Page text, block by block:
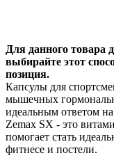
Для данного товара
выбирайте этот
позиция.
Капсулы для
мышечных
идеальным ответом
Zemax SX - это
помогает стать
фитнесе и постели.